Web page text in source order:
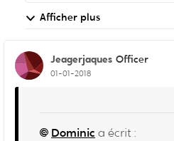
Afficher plus
Jeagerjaques Officer
01-01-2018
Dominic a écrit :